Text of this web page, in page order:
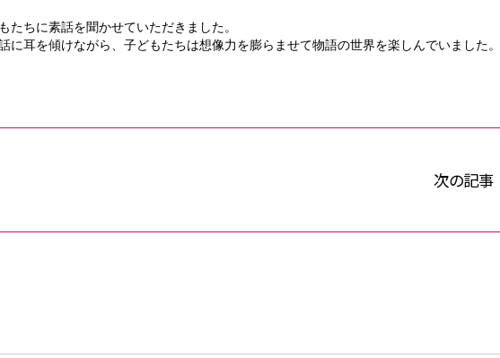
たちに素話を聞かせていただきました。
耳を傾けながら、子どもたちは想像力を膨らませて物語の世界を楽しんでいました。
次の記事